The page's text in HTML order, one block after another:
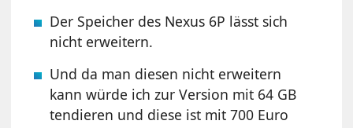
Der Speicher des Nexus 6P lässt sich
nicht erweitern.
Und da man diesen nicht erweitern
kann würde ich zur Version mit 64 GB
tendieren und diese ist mit 700 Euro